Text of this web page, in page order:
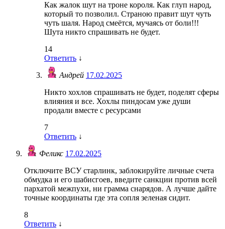
Как жалок шут на троне короля. Как глуп народ,
который то позволил. Страною правит шут чуть
чуть шаля. Народ смеётся, мучаясь от боли!!!
Шута никто спрашивать не будет.
14
Ответить ↓
Андрей 17.02.2025
Никто хохлов спрашивать не будет, поделят сферы
влияния и все. Хохлы пиндосам уже души
продали вместе с ресурсами
7
Ответить ↓
Феликс 17.02.2025
Отключите ВСУ старлинк, заблокируйте личные счета
обмудка и его шабисгоев, введите санкции против всей
пархатой межпухи, ни грамма снарядов. А лучше дайте
точные координаты где эта сопля зеленая сидит.
8
Ответить ↓